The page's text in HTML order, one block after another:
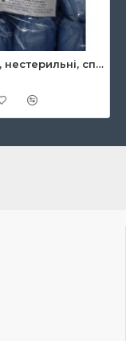
Бахіли, нестерильні, спанбонд, щільність - 30г/м2, середні, блакитні, ТМ Славна